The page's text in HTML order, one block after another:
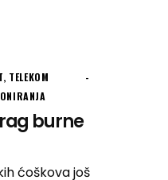
, TELEKOM
burne
ćoškova još